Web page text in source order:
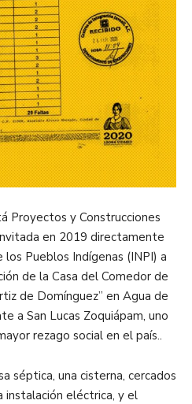
Proyectos y Construcciones
en 2019 directamente
Pueblos Indígenas (INPI) a
de la Casa del Comedor de
de Domínguez” en Agua de
a San Lucas Zoquiápam, uno
rezago social en el país..
séptica, una cisterna, cercados
eléctrica, y el